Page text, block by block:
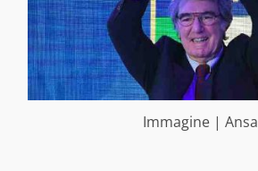
Immagine | Ansa